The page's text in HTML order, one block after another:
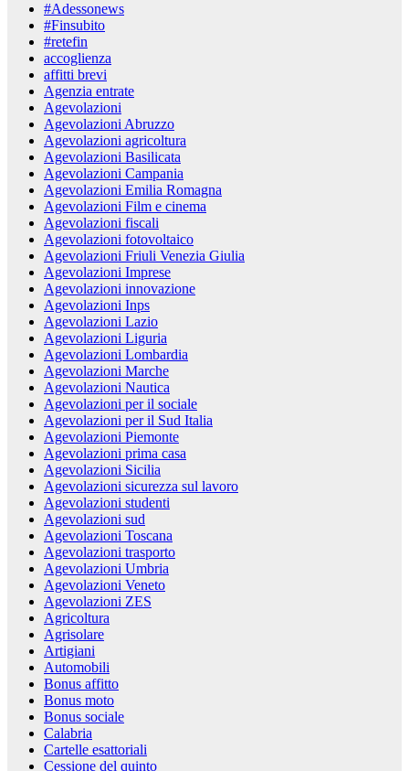
#Adessonews
#Finsubito
#retefin
accoglienza
affitti brevi
Agenzia entrate
Agevolazioni
Agevolazioni Abruzzo
Agevolazioni agricoltura
Agevolazioni Basilicata
Agevolazioni Campania
Agevolazioni Emilia Romagna
Agevolazioni Film e cinema
Agevolazioni fiscali
Agevolazioni fotovoltaico
Agevolazioni Friuli Venezia Giulia
Agevolazioni Imprese
Agevolazioni innovazione
Agevolazioni Inps
Agevolazioni Lazio
Agevolazioni Liguria
Agevolazioni Lombardia
Agevolazioni Marche
Agevolazioni Nautica
Agevolazioni per il sociale
Agevolazioni per il Sud Italia
Agevolazioni Piemonte
Agevolazioni prima casa
Agevolazioni Sicilia
Agevolazioni sicurezza sul lavoro
Agevolazioni studenti
Agevolazioni sud
Agevolazioni Toscana
Agevolazioni trasporto
Agevolazioni Umbria
Agevolazioni Veneto
Agevolazioni ZES
Agricoltura
Agrisolare
Artigiani
Automobili
Bonus affitto
Bonus moto
Bonus sociale
Calabria
Cartelle esattoriali
Cessione del quinto